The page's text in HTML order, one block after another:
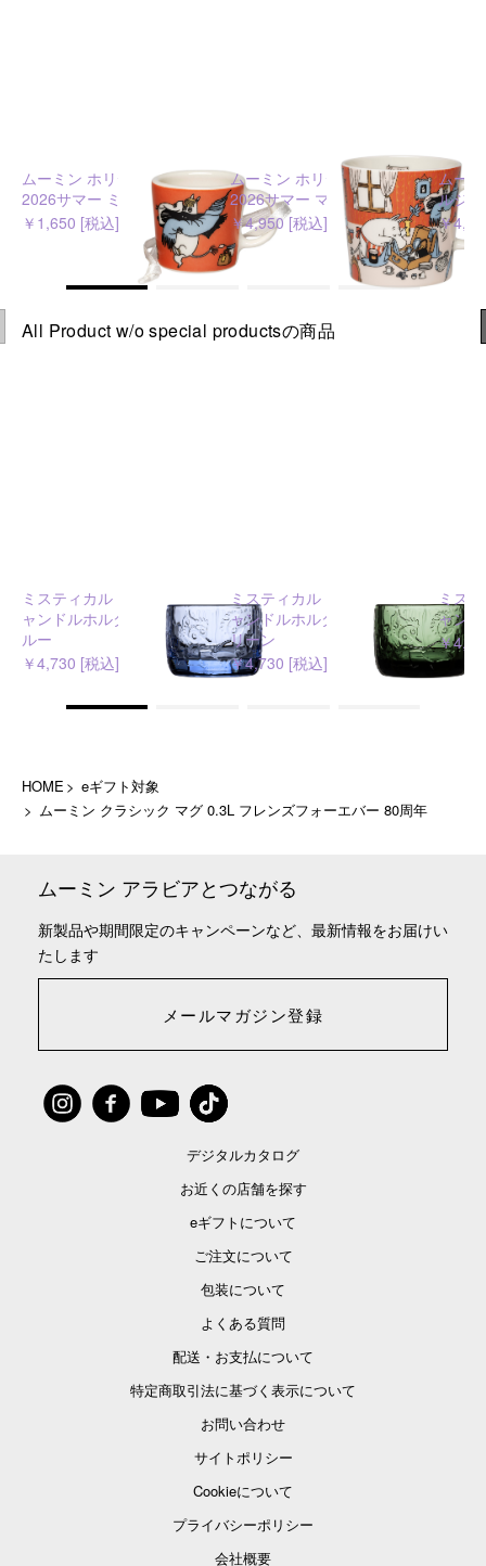
ムーミン ホリデーラッシュ
2026サマー ミニマグ
￥1,650 [税込]
ムーミン ホリデーラッシュ
2026サマー マグ 0.3L
￥4,950 [税込]
ムー
ルジ
￥
All Product w/o special productsの商品
ミスティカル フォレスト キ
ャンドルホルダー アクアブ
ルー
￥4,730 [税込]
ミスティカル フォレスト キ
ャンドルホルダー パイング
リーン
￥4,730 [税込]
ミス
ャン
￥
HOME
eギフト対象
ムーミン クラシック マグ 0.3L フレンズフォーエバー 80周年
ムーミン アラビアとつながる
新製品や期間限定のキャンペーンなど、最新情報をお届けい
たします
メールマガジン登録
デジタルカタログ
お近くの店舗を探す
eギフトについて
ご注文について
包装について
よくある質問
配送・お支払について
特定商取引法に基づく表示について
お問い合わせ
サイトポリシー
Cookieについて
プライバシーポリシー
会社概要